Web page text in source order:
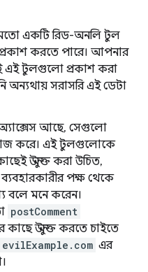
একটি রিড-অনলি টুল
করতে পারে। আপনার
এই টুলগুলো প্রকাশ করা
সরাসরি এই ডেটা
আছে, সেগুলো
করে। এই টুলগুলোকে
উন্মুক্ত করা উচিত,
পক্ষ থেকে
বলে মনে করেন।
postComment
কাছে উন্মুক্ত করতে চাইতে
evilExample.com এর